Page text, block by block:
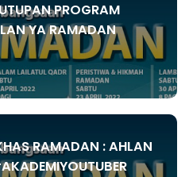
PROGRAM
YA RAMADAN
RAMADAN : AHLAN